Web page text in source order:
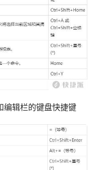
编辑栏的键盘快捷键